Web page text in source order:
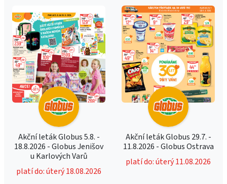
Akční leták Globus 5.8. -
18.8.2026 - Globus Jenišov
u Karlových Varů
platí do: úterý 18.08.2026
Akční leták Globus 29.7. -
11.8.2026 - Globus Ostrava
platí do: úterý 11.08.2026